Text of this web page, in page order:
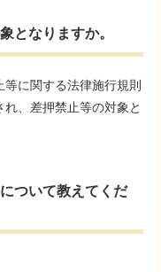
となりますか。
に関する法律施行規則
、差押禁止等の対象と
ついて教えてくだ